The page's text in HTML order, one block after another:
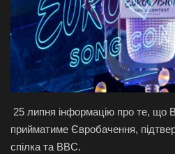
Економіка
Технології
Спорт
Авто
25 липня інформацію про те, що
прийматиме Євробачення,
спілка та ВВС.